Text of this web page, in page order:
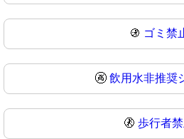
🚯 ゴミ禁
🚱 飲用水非推奨
🚷 歩行者